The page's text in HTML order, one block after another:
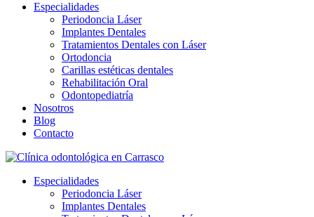
Especialidades
Periodoncia Láser
Implantes Dentales
Tratamientos Dentales con Láser
Ortodoncia
Carillas estéticas dentales
Rehabilitación Oral
Odontopediatría
Nosotros
Blog
Contacto
Especialidades
Periodoncia Láser
Implantes Dentales